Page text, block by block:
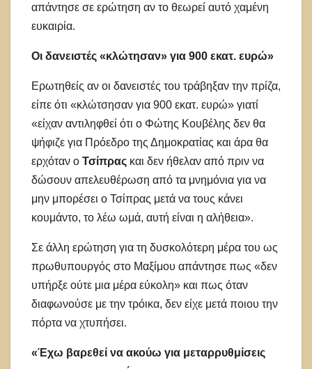
απάντησε σε ερώτηση αν το θεωρεί αυτό χαμένη
ευκαιρία.
Οι δανειστές «κλώτησαν» για 900 εκατ. ευρώ»
Ερωτηθείς αν οι δανειστές του τράβηξαν την πρίζα,
είπε ότι «κλώτσησαν για 900 εκατ. ευρώ» γιατί
«είχαν αντιληφθεί ότι ο Φώτης Κουβέλης δεν θα
ψήφιζε για Πρόεδρο της Δημοκρατίας και άρα θα
ερχόταν ο Τσίπρας και δεν ήθελαν από πριν να
δώσουν απελευθέρωση από τα μνημόνια για να
μην μπορέσει ο Τσίπρας μετά να τους κάνει
κουμάντο, το λέω ωμά, αυτή είναι η αλήθεια».
Σε άλλη ερώτηση για τη δυσκολότερη μέρα του ως
πρωθυπουργός στο Μαξίμου απάντησε πως «δεν
υπήρξε ούτε μια μέρα εύκολη» και πως όταν
διαφωνούσε με την τρόικα, δεν είχε μετά ποιου την
πόρτα να χτυπήσει.
«Έχω βαρεθεί να ακούω για μεταρρυθμίσεις